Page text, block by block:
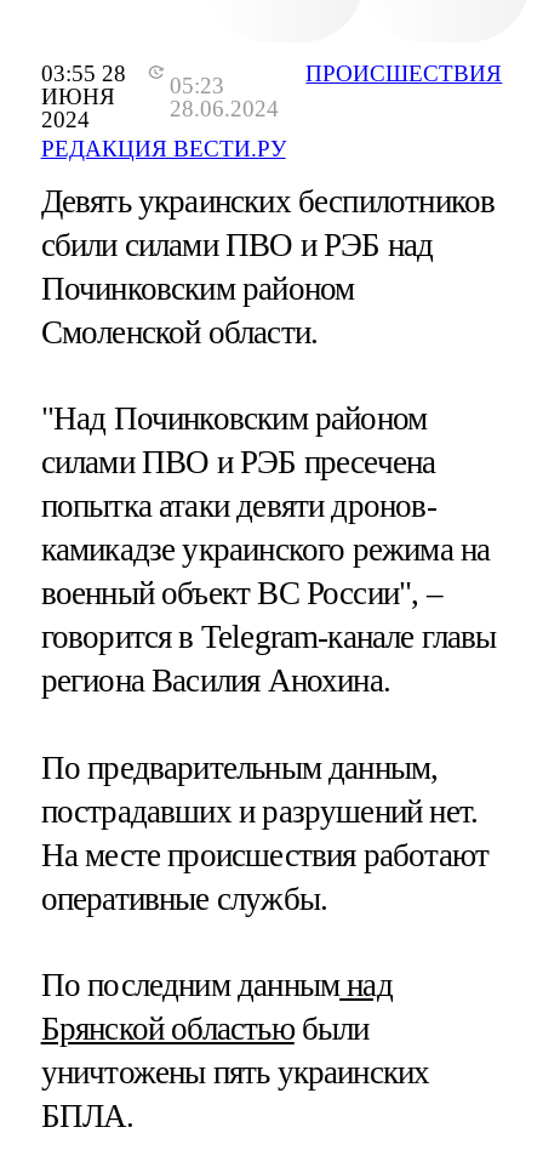
03:55 28
ИЮНЯ
2024
05:23
28.06.2024
РЕДАКЦИЯ ВЕСТИ.РУ
ПРОИСШЕСТВИЯ
Девять украинских беспилотников
сбили силами ПВО и РЭБ над
Починковским районом
Смоленской области.
"Над Починковским районом
силами ПВО и РЭБ пресечена
попытка атаки девяти дронов-
камикадзе украинского режима на
военный объект ВС России", –
говорится в Telegram-канале главы
региона Василия Анохина.
По предварительным данным,
пострадавших и разрушений нет.
На месте происшествия работают
оперативные службы.
По последним даннымнад
Брянской областьюбыли
уничтожены пять украинских
БПЛА.